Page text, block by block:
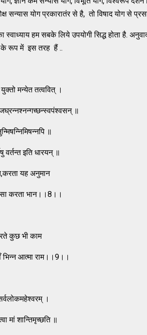
सन्यास योग प्रकारातंर से है, तो विषाद योग से
स्वाध्याय हम सबके लिये उपयोगी सिद्ध होता है.
के रूप में इस तरह हैं ..
मन्येत तत्ववित्‌ ।
॥
॥
वर्तन्त इति धारयन्‌ ॥
यह अनुमान
करता भान।।8।।
कुछ भी काम
भिन्न आत्मा राम।।9।।
।
मां शान्तिमृच्छति ॥